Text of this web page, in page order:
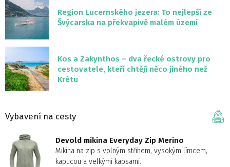
Region Lucernského jezera: To nejlepší ze
Švýcarska na překvapivě malém území
Kos a Zakynthos – dva řecké ostrovy pro
cestovatele, kteří chtějí něco jiného než
Krétu
Vybavení na cesty
Devold mikina Everyday Zip Merino
Mikina na zip s volným střihem, vysokým límcem,
kapucou a velkými kapsami.